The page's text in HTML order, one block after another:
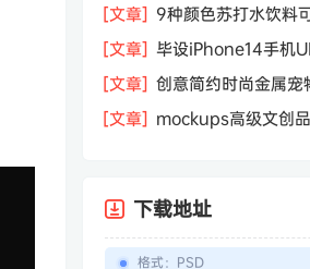
[文章] 9种颜色苏打水饮料
璃瓶包装盒子样机
[文章] 毕设iPhone14手机
样机 第38期
[文章] 创意简约时尚金属宠
样机贴图
[文章] mockups高级文创
下载地址
格式： PSD